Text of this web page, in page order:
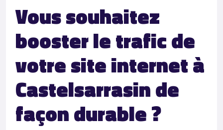
Vous souhaitez
booster le trafic de
votre site internet à
Castelsarrasin de
façon durable ?